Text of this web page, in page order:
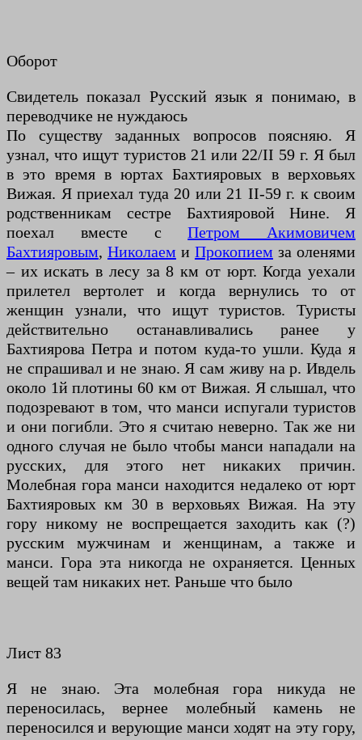
Оборот
Свидетель показал Русский язык я понимаю, в
переводчике не нуждаюсь
По существу заданных вопросов поясняю. Я
узнал, что ищут туристов 21 или 22/II 59 г. Я был
в это время в юртах Бахтияровых в верховьях
Вижая. Я приехал туда 20 или 21 II-59 г. к своим
родственникам сестре Бахтияровой Нине. Я
поехал вместе сПетром Акимовичем
Бахтияровым, Николаем и Прокопием за оленями
– их искать в лесу за 8 км от юрт. Когда уехали
прилетел вертолет и когда вернулись то от
женщин узнали, что ищут туристов. Туристы
действительно останавливались ранее у
Бахтиярова Петра и потом куда-то ушли. Куда я
не спрашивал и не знаю. Я сам живу на р. Ивдель
около 1й плотины 60 км от Вижая. Я слышал, что
подозревают в том, что манси испугали туристов
и они погибли. Это я считаю неверно. Так же ни
одного случая не было чтобы манси нападали на
русских, для этого нет никаких причин.
Молебная гора манси находится недалеко от юрт
Бахтияровых км 30 в верховьях Вижая. На эту
гору никому не воспрещается заходить как (?)
русским мужчинам и женщинам, а также и
манси. Гора эта никогда не охраняется. Ценных
вещей там никаких нет. Раньше что было
Лист 83
Я не знаю. Эта молебная гора никуда не
переносилась, вернее молебный камень не
переносился и верующие манси ходят на эту гору,